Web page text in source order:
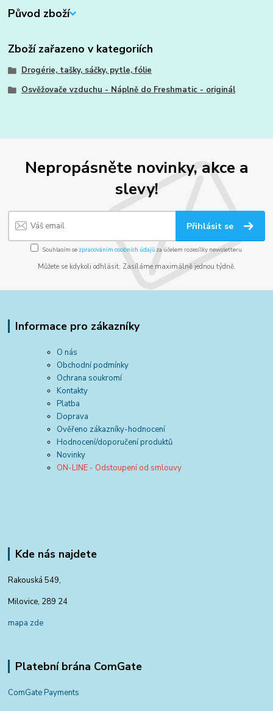
Původ zboží
Zboží zařazeno v kategoriích
Drogérie, tašky, sáčky, pytle, fólie
Osvěžovače vzduchu - Náplně do Freshmatic - originál
Nepropásněte novinky, akce a
slevy!
Přihlásit se
Souhlasím se zpracováním osobních údajůza účelem rozesílky newsletteru.
Můžete se kdykoli odhlásit. Zasíláme maximálně jednou týdně.
Informace pro zákazníky
O nás
Obchodní podmínky
Ochrana soukromí
Kontakty
Platba
Doprava
Ověřeno zákazníky-hodnocení
Hodnocení/doporučení produktů
Novinky
ON-LINE - Odstoupení od smlouvy
Kde nás najdete
Rakouská 549,
Milovice, 289 24
mapa zde
Platební brána ComGate
ComGate Payments